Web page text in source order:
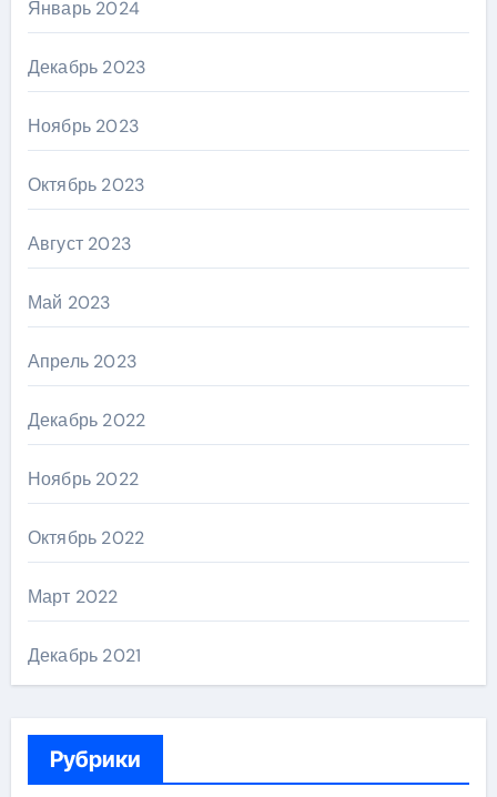
Январь 2024
Декабрь 2023
Ноябрь 2023
Октябрь 2023
Август 2023
Май 2023
Апрель 2023
Декабрь 2022
Ноябрь 2022
Октябрь 2022
Март 2022
Декабрь 2021
Рубрики